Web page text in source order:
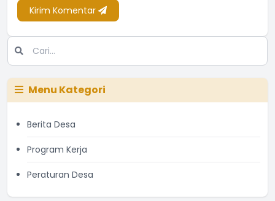
Kirim Komentar
Menu Kategori
Berita Desa
Program Kerja
Peraturan Desa